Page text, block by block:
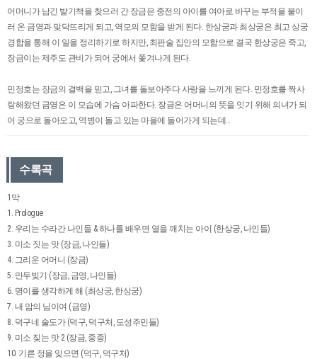
어머니가 남긴 발기책을 찾으러 간 장금은 중전의 아이를 여아로 바꾸는 부적을 붙이
러 온 금영과 맞닥뜨리게 되고, 역모의 모함을 받게 된다. 한상궁과 최상궁은 최고 상궁
경합을 통해 이 일을 정리하기로 하지만, 최판술 집안의 모함으로 결국 한상궁은 죽고,
장금이는 제주도 관비가 되어 궁에서 쫓겨나게 된다.
민정호는 장금의 결백을 믿고, 그녀를 돌보아주다 사랑을 느끼게 된다. 민정호를 짝사
랑해왔던 금영은 이 모습에 가슴 아파한다. 장금은 어머니의 뜻을 잇기 위해 의녀가 되
어 궁으로 돌아오고, 역병이 돌고 있는 마을에 들어가게 되는데…
수록곡
1막
1. Prologue
2. 우리는 수라간 나인들 & 하나를 배우면 열을 깨치는 아이 (한상궁, 나인들)
3. 미소 짓는 맛 (장금, 나인들)
4. 그리운 어머니 (장금)
5. 만두빚기 (장금, 금영, 나인들)
6. 명이를 생각하게 해 (최상궁, 한상궁)
7. 내 맘의 님이여 (금영)
8. 덕구네 술도가 (덕구, 덕구처, 도성주민들)
9. 미소 짖는 맛 2 (장금, 중종)
10. 기른 정을 잊으면 (덕구, 덕구처)